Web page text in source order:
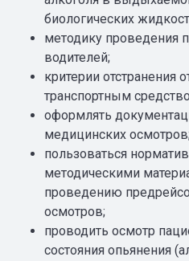
биологических
методику проведения
водителей;
критерии отстранения
транспортным
оформлять
медицинских
пользоваться
методическими
проведению
осмотров;
проводить осмотр
состояния опьянения